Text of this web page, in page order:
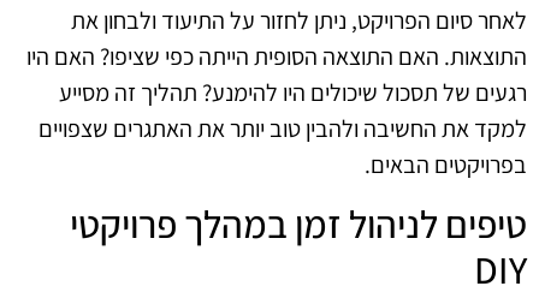
לאחר סיום הפרויקט, ניתן לחזור על התיעוד ולבחון את
התוצאות. האם התוצאה הסופית הייתה כפי שציפו? האם היו
רגעים של תסכול שיכולים היו להימנע? תהליך זה מסייע
למקד את החשיבה ולהבין טוב יותר את האתגרים שצפויים
בפרויקטים הבאים.
טיפים לניהול זמן במהלך פרויקטי
DIY